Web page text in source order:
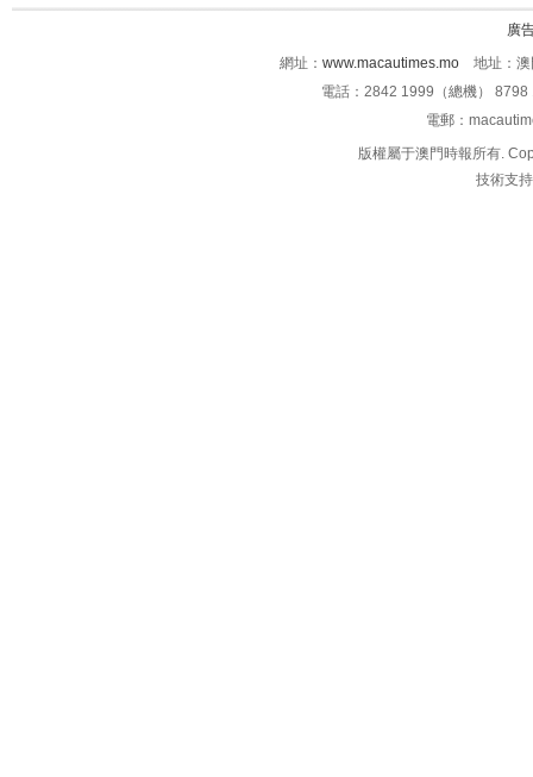
廣
網址： www.macautimes.mo 地址：澳
電話：2842 1999（總機）
電郵：
版權屬于澳門時報所有.
技術支